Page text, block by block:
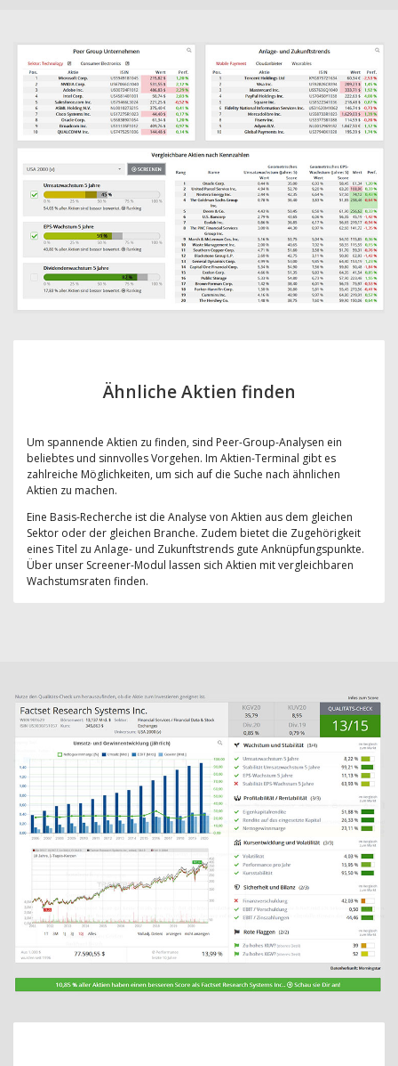
Ähnliche Aktien finden
Um spannende Aktien zu finden, sind Peer-Group-Analysen ein
beliebtes und sinnvolles Vorgehen. Im Aktien-Terminal gibt es
zahlreiche Möglichkeiten, um sich auf die Suche nach ähnlichen
Aktien zu machen.
Eine Basis-Recherche ist die Analyse von Aktien aus dem gleichen
Sektor oder der gleichen Branche. Zudem bietet die Zugehörigkeit
eines Titel zu Anlage- und Zukunftstrends gute Anknüpfungspunkte.
Über unser Screener-Modul lassen sich Aktien mit vergleichbaren
Wachstumsraten finden.